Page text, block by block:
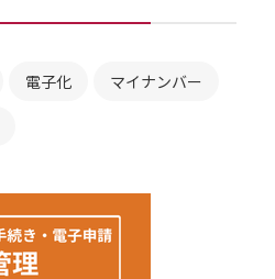
電子化 マイナンバー